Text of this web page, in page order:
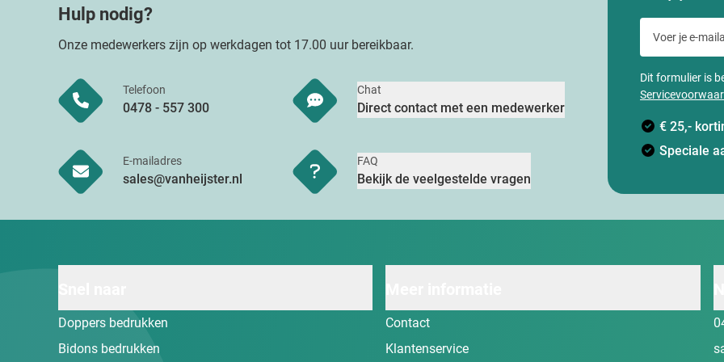
Hulp nodig?
Onze medewerkers zijn op werkdagen tot 17.00 uur bereikbaar.
Telefoon
0478 - 557 300
Chat
Direct contact met een medewerker
E-mailadres
sales@vanheijster.nl
FAQ
Bekijk de veelgestelde vragen
Dit formulier is
€ 25,-
Speciale
Doppers bedrukken
Bidons bedrukken
Contact
Klantenservice